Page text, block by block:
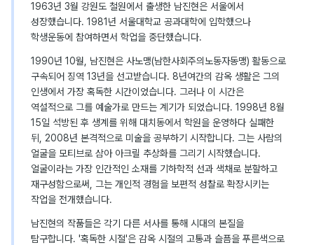
1963년 3월 강원도 철원에서 출생한 남진현은 서울에서
성장했습니다. 1981년 서울대학교 공과대학에 입학했으나
학생운동에 참여하면서 학업을 중단했습니다.
1990년 10월, 남진현은 사노맹(남한사회주의노동자동맹) 활동으로
구속되어 징역 13년을 선고받습니다. 8년여간의 감옥 생활은 그의
인생에서 가장 혹독한 시간이었습니다. 그러나 이 시간은
역설적으로 그를 예술가로 만드는 계기가 되었습니다. 1998년 8월
15일 석방된 후 생계를 위해 대치동에서 학원을 운영하다 실패한
뒤, 2008년 본격적으로 미술을 공부하기 시작합니다. 그는 사람의
얼굴을 모티브로 삼아 아크릴 추상화를 그리기 시작했습니다.
얼굴이라는 가장 인간적인 소재를 기하학적 선과 색채로 분할하고
재구성함으로써, 그는 개인적 경험을 보편적 성찰로 확장시키는
작업을 전개했습니다.
남진현의 작품들은 각기 다른 서사를 통해 시대의 본질을
탐구합니다. '혹독한 시절'은 감옥 시절의 고통과 슬픔을 푸른색으로